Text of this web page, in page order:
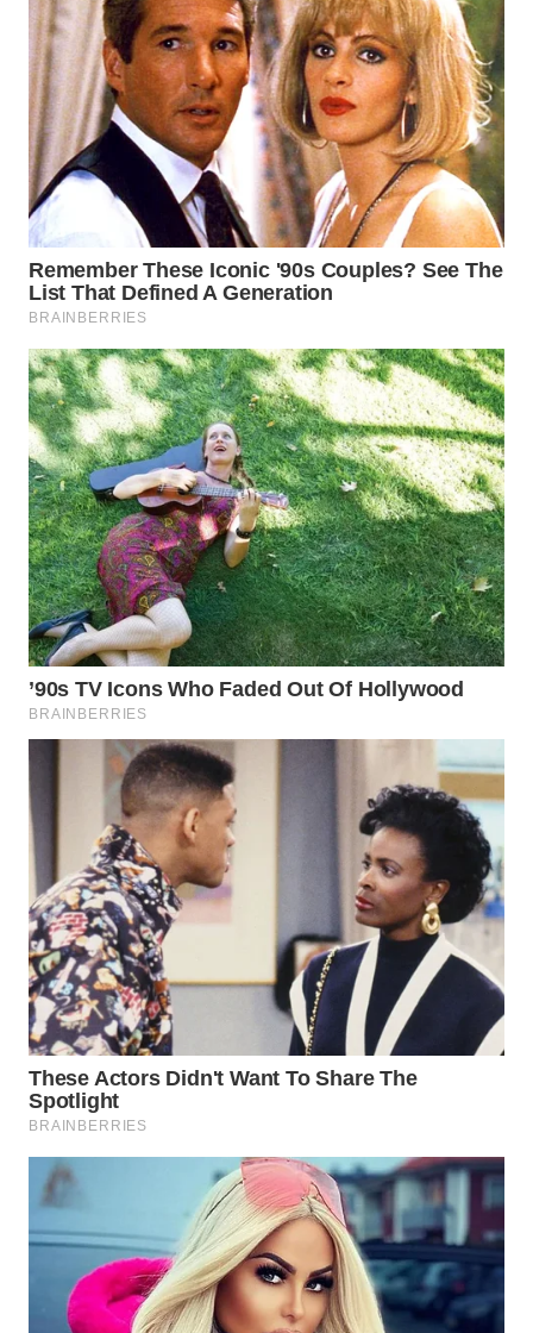
WN
GORONTALO
WN
SULUT
WN
MALUT
WN
DAIRI
WN
DANAU
TOBA
WN
NIAS
WN
LANGKAT
TAPANULI
WN
TANJUNG
LESUNG
WN
KARO
WN
SIMALUNGUN
WN
LABUHANBATU
WN
TAPANULI
TENGAH